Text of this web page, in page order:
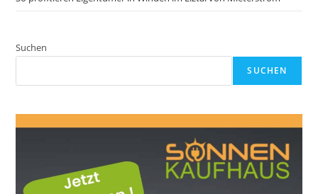
Suchen
SUCHEN